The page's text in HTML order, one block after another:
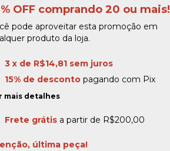
OFF comprando 20 ou mais!
pode aproveitar esta promoção em
produto da loja.
3 x de R$14,81 sem juros
15% de descontopagando com Pix
mais detalhes
Frete grátis a partir de R$200,00
última peça!